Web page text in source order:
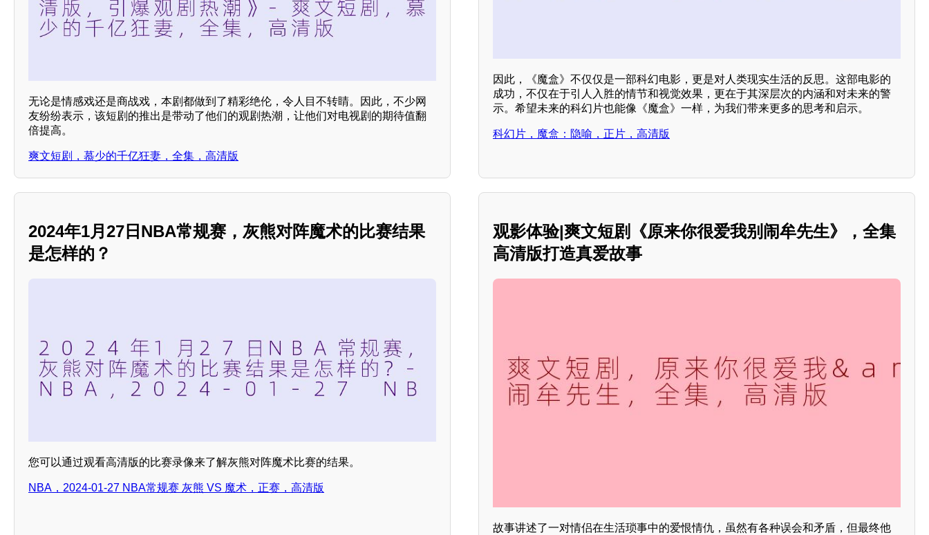
无论是情感戏还是商战戏，本剧都做到了精彩绝伦，令人目不转睛。因此，不少网
友纷纷表示，该短剧的推出是带动了他们的观剧热潮，让他们对电视剧的期待值翻
倍提高。
爽文短剧，慕少的千亿狂妻，全集，高清版
因此，《魔盒》不仅仅是一部科幻电影，更是对人类现实生活的反思。这部电影的
成功，不仅在于引人入胜的情节和视觉效果，更在于其深层次的内涵和对未来的警
示。希望未来的科幻片也能像《魔盒》一样，为我们带来更多的思考和启示。
科幻片，魔盒：隐喻，正片，高清版
2024年1月27日NBA常规赛，灰熊对阵魔术的比赛结果
是怎样的？
您可以通过观看高清版的比赛录像来了解灰熊对阵魔术比赛的结果。
NBA，2024-01-27 NBA常规赛 灰熊 VS 魔术，正赛，高清版
观影体验|爽文短剧《原来你很爱我别闹牟先生》，全集
高清版打造真爱故事
故事讲述了一对情侣在生活琐事中的爱恨情仇，虽然有各种误会和矛盾，但最终他